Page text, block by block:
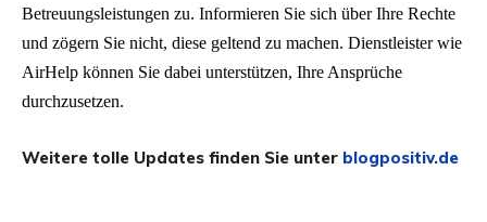
Betreuungsleistungen zu. Informieren Sie sich über Ihre Rechte
und zögern Sie nicht, diese geltend zu machen. Dienstleister wie
AirHelp können Sie dabei unterstützen, Ihre Ansprüche
durchzusetzen.
Weitere tolle Updates finden Sie unter blogpositiv.de